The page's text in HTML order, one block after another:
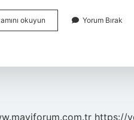
okuyun
Silah
Yorum Bırak
https://